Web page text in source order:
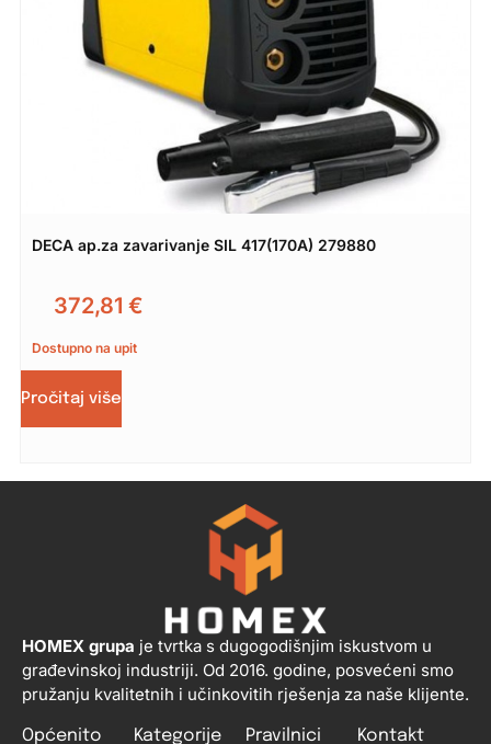
DECA ap.za zavarivanje SIL 417(170A) 279880
372,81 €
Dostupno na upit
Pročitaj više
HOMEX grupa je tvrtka s dugogodišnjim iskustvom u
građevinskoj industriji. Od 2016. godine, posvećeni smo
pružanju kvalitetnih i učinkovitih rješenja za naše klijente.
Općenito Kategorije Pravilnici Kontakt